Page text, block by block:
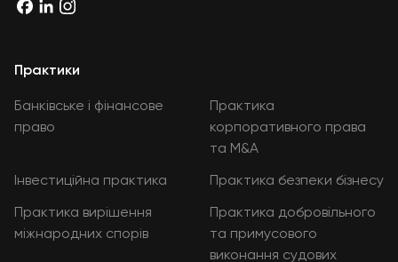
Практики
Банківське і фінансове
право
Практика
корпоративного права
та M&A
Інвестиційна практика
Практика безпеки бізнесу
Практика вирішення
міжнародних спорів
Практика добровільного
та примусового
виконання судових